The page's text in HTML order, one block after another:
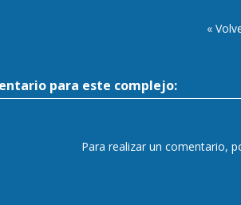
«
para este complejo:
Para realizar un comentario,